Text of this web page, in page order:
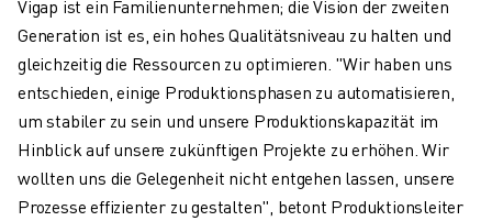
Vigap ist ein Familienunternehmen; die Vision der zweiten
Generation ist es, ein hohes Qualitätsniveau zu halten und
gleichzeitig die Ressourcen zu optimieren. "Wir haben uns
entschieden, einige Produktionsphasen zu automatisieren,
um stabiler zu sein und unsere Produktionskapazität im
Hinblick auf unsere zukünftigen Projekte zu erhöhen. Wir
wollten uns die Gelegenheit nicht entgehen lassen, unsere
Prozesse effizienter zu gestalten", betont Produktionsleiter